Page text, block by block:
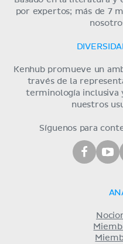
por expertos; más de 7
Kenhub promueve un
través de la
terminología inclusiva
nuestros
Síguenos para